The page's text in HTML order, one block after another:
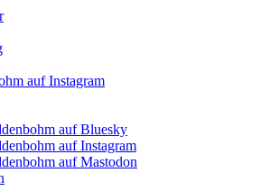
auf Instagram
auf Bluesky
auf Instagram
auf Mastodon